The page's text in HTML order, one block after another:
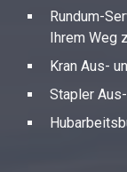
Rundum-
Ihrem Weg
Kran Aus-
Stapler